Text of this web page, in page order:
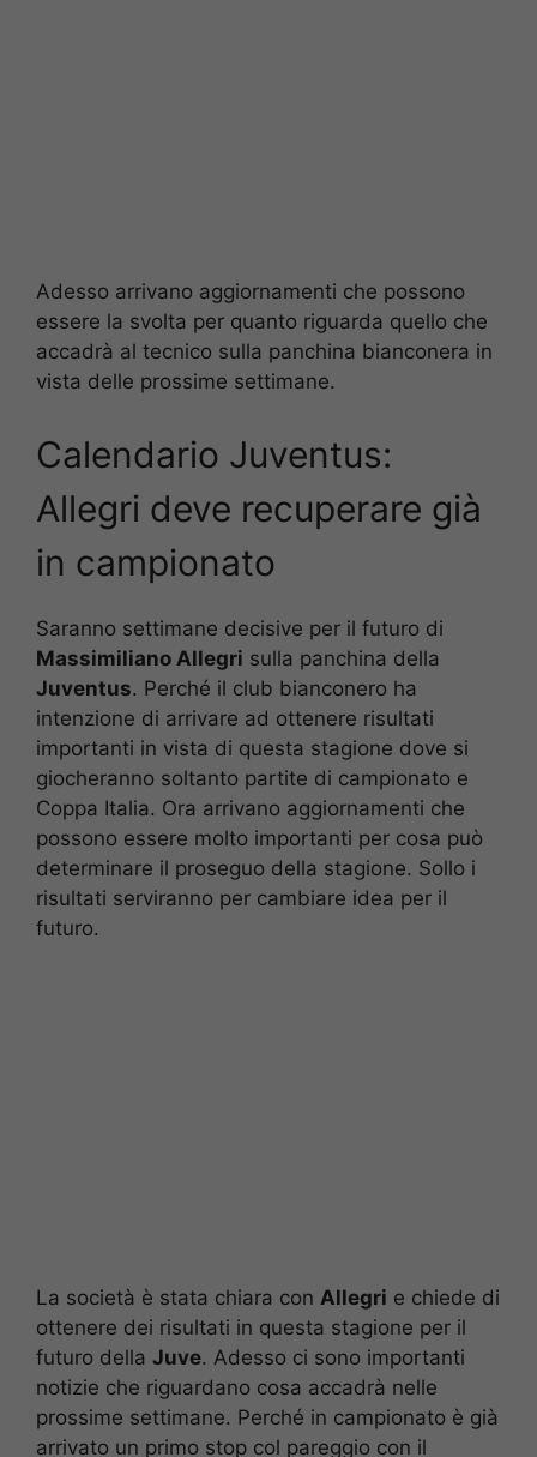
Adesso arrivano aggiornamenti che possono
essere la svolta per quanto riguarda quello che
accadrà al tecnico sulla panchina bianconera in
vista delle prossime settimane.
Calendario Juventus:
Allegri deve recuperare già
in campionato
Saranno settimane decisive per il futuro di
Massimiliano Allegri sulla panchina della
Juventus. Perché il club bianconero ha
intenzione di arrivare ad ottenere risultati
importanti in vista di questa stagione dove si
giocheranno soltanto partite di campionato e
Coppa Italia. Ora arrivano aggiornamenti che
possono essere molto importanti per cosa può
determinare il proseguo della stagione. Sollo i
risultati serviranno per cambiare idea per il
futuro.
La società è stata chiara con Allegri e chiede di
ottenere dei risultati in questa stagione per il
futuro della Juve. Adesso ci sono importanti
notizie che riguardano cosa accadrà nelle
prossime settimane. Perché in campionato è già
arrivato un primo stop col pareggio con il